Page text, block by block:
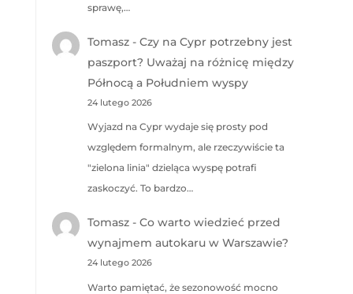
sprawę,…
Tomasz -Czy na Cypr potrzebny jest
paszport? Uważaj na różnicę między
Północą a Południem wyspy
24 lutego 2026
Wyjazd na Cypr wydaje się prosty pod
względem formalnym, ale rzeczywiście ta
"zielona linia" dzieląca wyspę potrafi
zaskoczyć. To bardzo…
Tomasz -Co warto wiedzieć przed
wynajmem autokaru w Warszawie?
24 lutego 2026
Warto pamiętać, że sezonowość mocno